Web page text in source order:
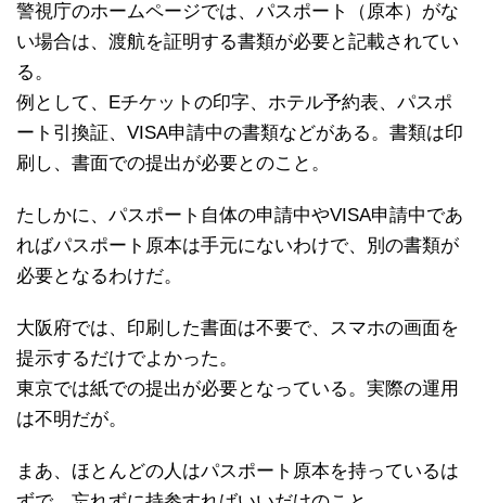
警視庁のホームページでは、パスポート（原本）がな
い場合は、渡航を証明する書類が必要と記載されてい
る。
例として、Eチケットの印字、ホテル予約表、パスポ
ート引換証、VISA申請中の書類などがある。書類は印
刷し、書面での提出が必要とのこと。
たしかに、パスポート自体の申請中やVISA申請中であ
ればパスポート原本は手元にないわけで、別の書類が
必要となるわけだ。
大阪府では、印刷した書面は不要で、スマホの画面を
提示するだけでよかった。
東京では紙での提出が必要となっている。実際の運用
は不明だが。
まあ、ほとんどの人はパスポート原本を持っているは